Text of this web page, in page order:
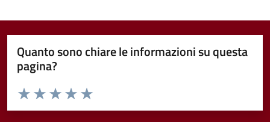
Quanto sono chiare le informazioni su questa
pagina?
Valuta da 1 a 5 stelle la pagina
Valuta 5 stelle su 5
Valuta 4 stelle su 5
Valuta 3 stelle su 5
Valuta 2 stelle su 5
Valuta 1 stelle su 5